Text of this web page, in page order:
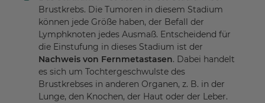
Brustkrebs. Die Tumoren in diesem Stadium
können jede Größe haben, der Befall der
Lymphknoten jedes Ausmaß. Entscheidend für
die Einstufung in dieses Stadium ist der
Nachweis von Fernmetastasen. Dabei handelt
es sich um Tochtergeschwulste des
Brustkrebses in anderen Organen, z. B. in der
Lunge, den Knochen, der Haut oder der Leber.